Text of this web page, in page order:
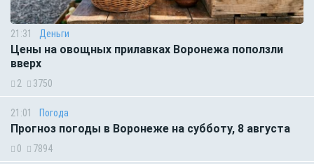
21:31 Деньги
Цены на овощных прилавках Воронежа поползли
вверх
2 3750
21:01 Погода
Прогноз погоды в Воронеже на субботу, 8 августа
0 7894